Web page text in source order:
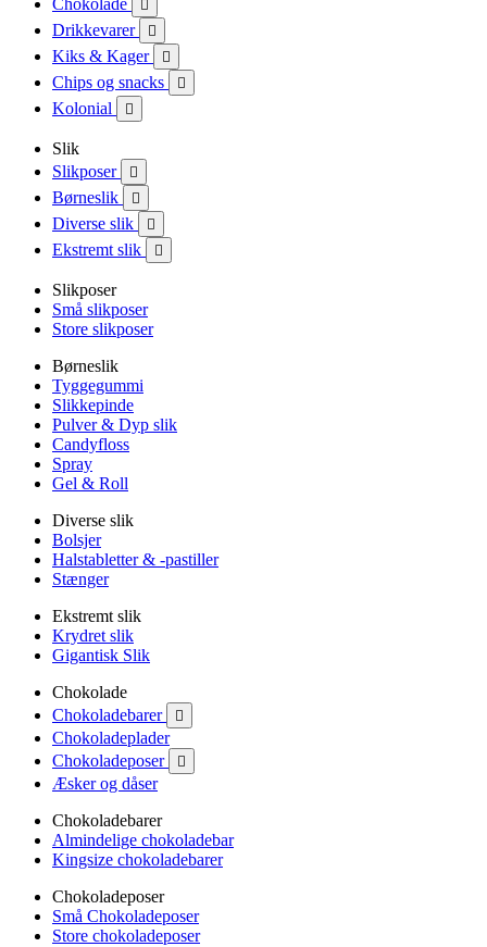
Chokolade 
Drikkevarer 
Kiks & Kager 
Chips og snacks 
Kolonial 
Slik
Slikposer

Børneslik 
Diverse slik 
Ekstremt slik 
Slikposer
Små slikposer
Store slikposer
Børneslik
Tyggegummi
Slikkepinde
Pulver & Dyp slik
Candyfloss
Spray
Gel & Roll
Diverse slik
Bolsjer
Halstabletter & -pastiller
Stænger
Ekstremt slik
Krydret slik
Gigantisk Slik
Chokolade
Chokoladebarer

Chokoladeplader
Chokoladeposer

Æsker og dåser
Chokoladebarer
Almindelige chokoladebar
Kingsize chokoladebarer
Chokoladeposer
Små Chokoladeposer
Store chokoladeposer